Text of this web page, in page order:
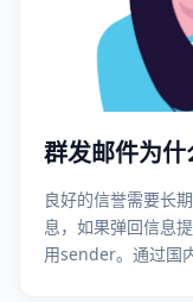
群发邮件为什
良好的信誉需要长
息，如果弹回信息
用sender。通过国